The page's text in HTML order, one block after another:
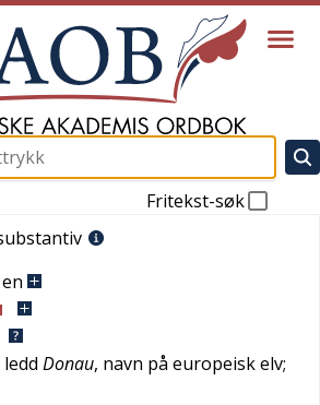
Fritekst-søk
en
Donau, navn på europeisk elv;